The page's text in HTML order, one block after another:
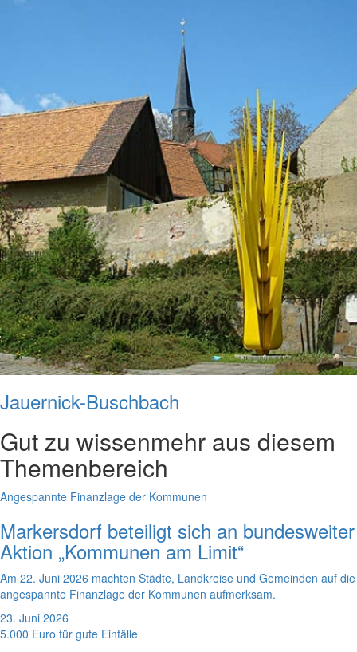
Jauernick-Buschbach
Gut zu wissenmehr aus diesem
Themenbereich
Angespannte Finanzlage der Kommunen
Markersdorf beteiligt sich an bundesweiter
Aktion „Kommunen am Limit“
Am 22. Juni 2026 machten Städte, Landkreise und Gemeinden auf die
angespannte Finanzlage der Kommunen aufmerksam.
23. Juni 2026
5.000 Euro für gute Einfälle